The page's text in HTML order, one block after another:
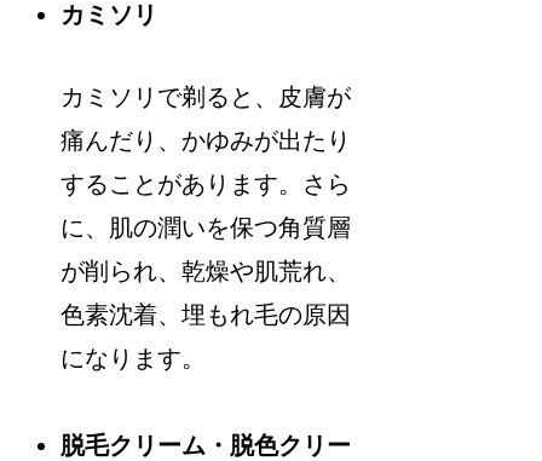
カミソリ
カミソリで剃ると、皮膚が
痛んだり、かゆみが出たり
することがあります。さら
に、肌の潤いを保つ角質層
が削られ、乾燥や肌荒れ、
色素沈着、埋もれ毛の原因
になります。
脱毛クリーム・脱色クリー